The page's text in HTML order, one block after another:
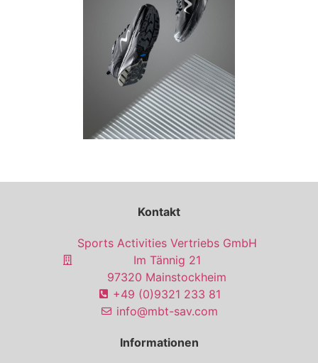
Kontakt
Sports Activities Vertriebs GmbH
Im Tännig 21
97320 Mainstockheim
+49 (0)9321 233 81
info@mbt-sav.com
Informationen